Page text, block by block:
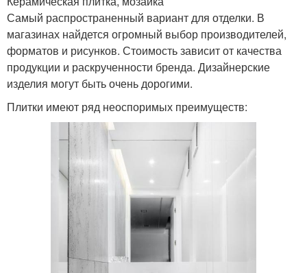
Самый распространенный вариант для отделки. В
магазинах найдется огромный выбор производителей,
форматов и рисунков. Стоимость зависит от качества
продукции и раскрученности бренда. Дизайнерские
изделия могут быть очень дорогими.
Плитки имеют ряд неоспоримых преимуществ: